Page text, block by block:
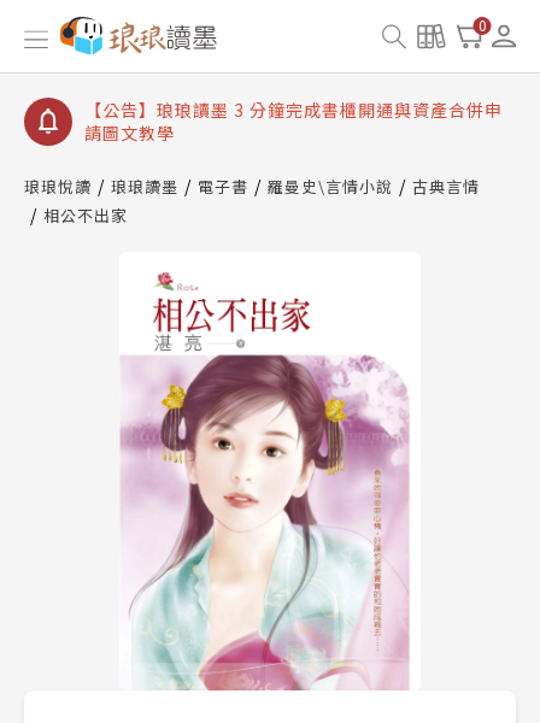
0
【公告】琅琅讀墨數位閱讀資產合併與書櫃開通申請
【公告】琅琅讀墨書櫃開通常見問題
【公告】琅琅讀墨 3 分鐘完成書櫃開通與資產合併申
請圖文教學
查詢
【公告】琅琅讀墨數位閱讀資產合併與書櫃開通申請
琅琅悅讀 琅琅讀墨 電子書 羅曼史\言情小說
古典言情
相公不出家